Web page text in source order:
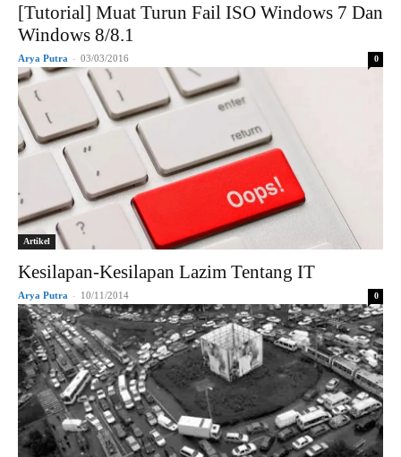
[Tutorial] Muat Turun Fail ISO Windows 7 Dan
Windows 8/8.1
Arya Putra - 03/03/2016 0
Artikel
Kesilapan-Kesilapan Lazim Tentang IT
Arya Putra - 10/11/2014 0